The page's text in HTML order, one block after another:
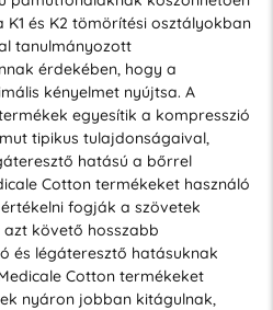
K1 és K2 tömörítési osztályokban
tanulmányozott
érdekében, hogy a
kényelmet nyújtsa. A
egyesítik a kompresszió
tipikus tulajdonságaival,
hatású a bőrrel
Cotton termékeket használó
fogják a szövetek
követő hosszabb
és légáteresztő hatásuknak
Cotton termékeket
nyáron jobban kitágulnak,